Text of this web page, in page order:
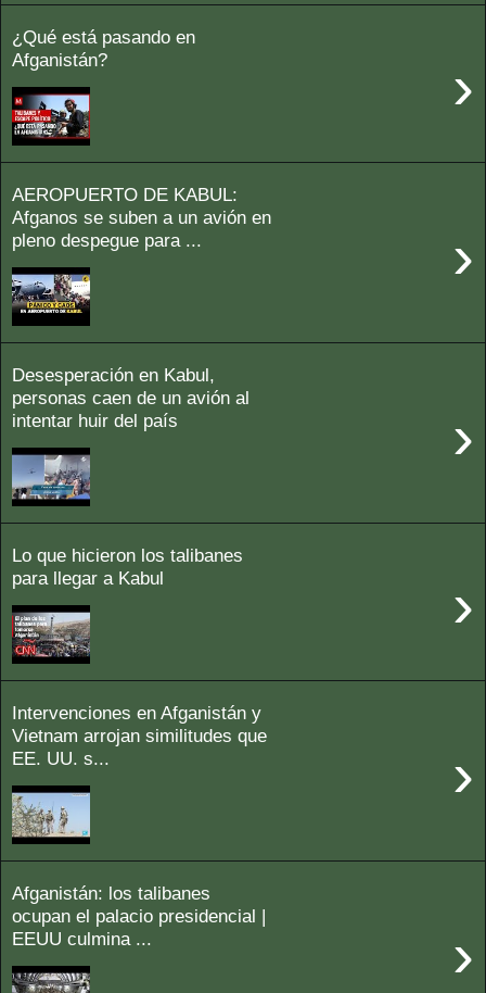
¿Qué está pasando en
Afganistán?
›
AEROPUERTO DE KABUL:
Afganos se suben a un avión en
pleno despegue para ...
›
Desesperación en Kabul,
personas caen de un avión al
intentar huir del país
›
Lo que hicieron los talibanes
para llegar a Kabul
›
Intervenciones en Afganistán y
Vietnam arrojan similitudes que
EE. UU. s...
›
Afganistán: los talibanes
ocupan el palacio presidencial |
EEUU culmina ...
›